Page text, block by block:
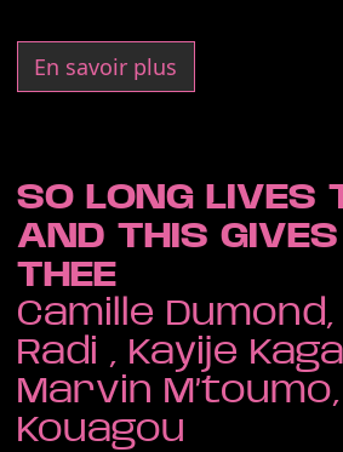
En savoir plus
SO LONG LIVES
AND THIS GIVES
THEE
Camille Dumond,
Radi , Kayije
Marvin
Kouagou